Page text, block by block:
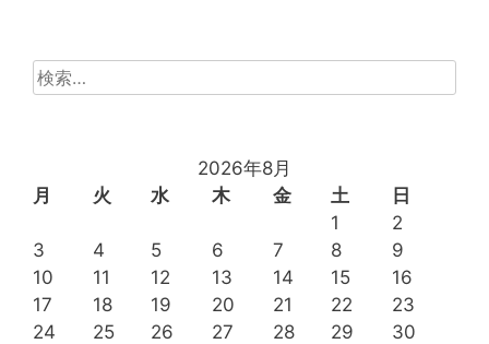
検
索:
2026年8月
月
火 水 木 金 土
日
1
2
3
4 5 6 7 8
9
10
11 12 13 14 15
16
17
18 19 20 21 22
23
24
25 26 27 28 29
30